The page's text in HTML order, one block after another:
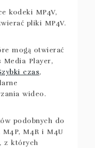
kodeki MP4V,
pliki MP4V.
mogą otwierać
Media Player,
czas,
wideo.
podobnych do
M4P, M4R i M4U
z których